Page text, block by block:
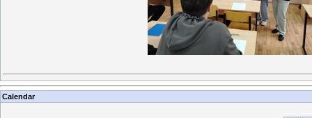
Calendar